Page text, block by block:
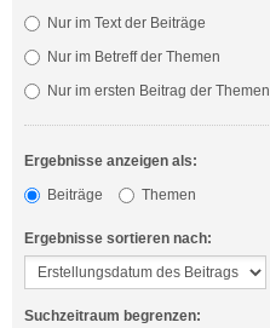
Nur im Text der Beiträge
Nur im Betreff der Themen
Nur im ersten Beitrag der Themen
Ergebnisse anzeigen als:
Beiträge
Themen
Ergebnisse sortieren nach:
Suchzeitraum begrenzen: